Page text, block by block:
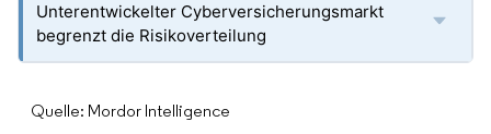
Unterentwickelter Cyberversicherungsmarkt
begrenzt die Risikoverteilung
Quelle: Mordor Intelligence